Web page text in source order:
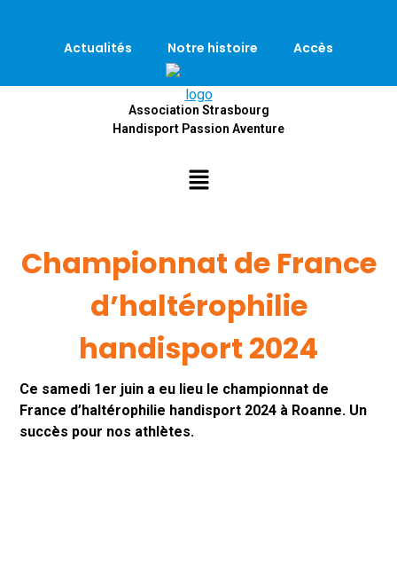
Actualités Notre histoire Accès
Association Strasbourg
Handisport Passion Aventure
Championnat de France
d’haltérophilie
handisport 2024
Ce samedi 1er juin a eu lieu le championnat de
France d’haltérophilie handisport 2024 à Roanne. Un
succès pour nos athlètes.